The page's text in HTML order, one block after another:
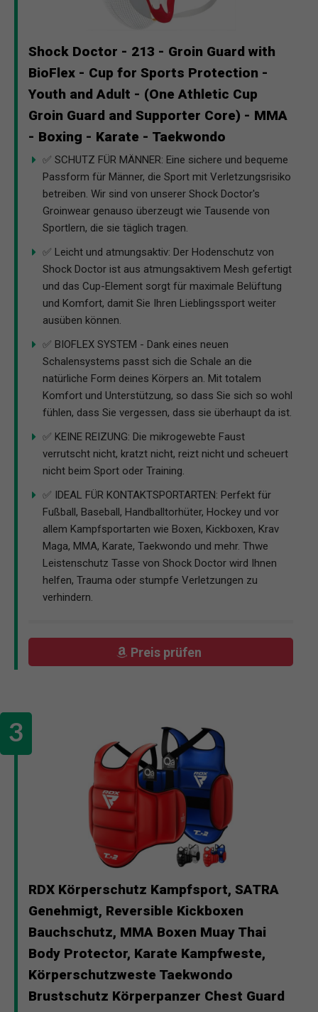
Shock Doctor - 213 - Groin Guard with
BioFlex - Cup for Sports Protection -
Youth and Adult - (One Athletic Cup
Groin Guard and Supporter Core) - MMA
- Boxing - Karate - Taekwondo
✅ SCHUTZ FÜR MÄNNER: Eine sichere und bequeme
Passform für Männer, die Sport mit Verletzungsrisiko
betreiben. Wir sind von unserer Shock Doctor's
Groinwear genauso überzeugt wie Tausende von
Sportlern, die sie täglich tragen.
✅ Leicht und atmungsaktiv: Der Hodenschutz von
Shock Doctor ist aus atmungsaktivem Mesh gefertigt
und das Cup-Element sorgt für maximale Belüftung
und Komfort, damit Sie Ihren Lieblingssport weiter
ausüben können.
✅ BIOFLEX SYSTEM - Dank eines neuen
Schalensystems passt sich die Schale an die
natürliche Form deines Körpers an. Mit totalem
Komfort und Unterstützung, so dass Sie sich so wohl
fühlen, dass Sie vergessen, dass sie überhaupt da ist.
✅ KEINE REIZUNG: Die mikrogewebte Faust
verrutscht nicht, kratzt nicht, reizt nicht und scheuert
nicht beim Sport oder Training.
✅ IDEAL FÜR KONTAKTSPORTARTEN: Perfekt für
Fußball, Baseball, Handballtorhüter, Hockey und vor
allem Kampfsportarten wie Boxen, Kickboxen, Krav
Maga, MMA, Karate, Taekwondo und mehr. Thwe
Leistenschutz Tasse von Shock Doctor wird Ihnen
helfen, Trauma oder stumpfe Verletzungen zu
verhindern.
Preis prüfen
RDX Körperschutz Kampfsport, SATRA
Genehmigt, Reversible Kickboxen
Bauchschutz, MMA Boxen Muay Thai
Body Protector, Karate Kampfweste,
Körperschutzweste Taekwondo
Brustschutz Körperpanzer Chest Guard